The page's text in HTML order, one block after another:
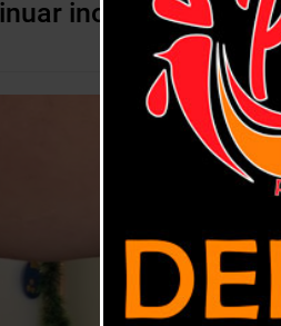
inoculándose